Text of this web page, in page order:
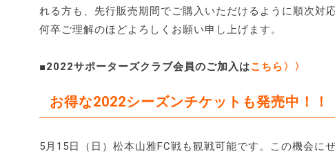
れる方も、先行販売期間でご購入いただけるように順次対
何卒ご理解のほどよろしくお願い申し上げます。
■2022サポーターズクラブ会員のご加入はこちら〉〉
お得な2022シーズンチケットも発売中！！
5月15日（日）松本山雅FC戦も観戦可能です。この機会に